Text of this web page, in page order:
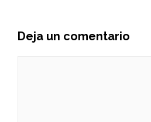
Deja un comentario